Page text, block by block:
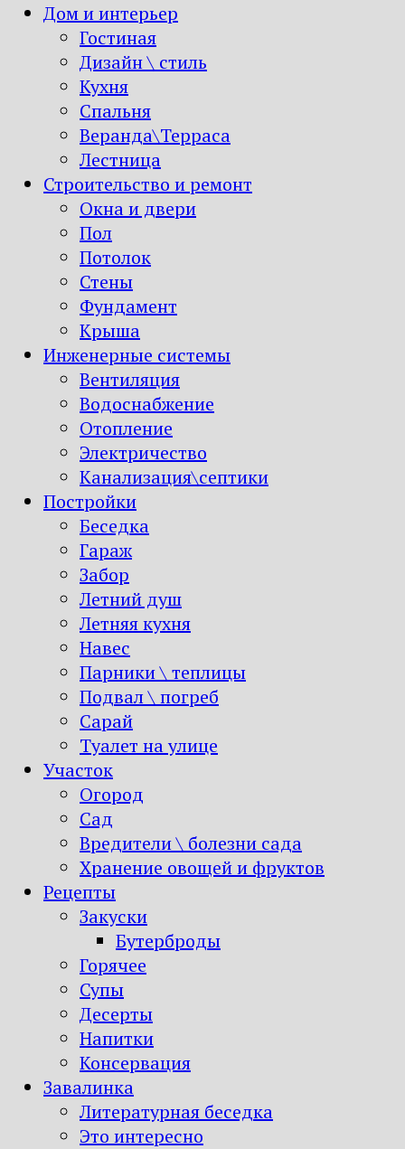
Дом и интерьер
Гостиная
Дизайн \ стиль
Кухня
Спальня
Веранда\Терраса
Лестница
Строительство и ремонт
Окна и двери
Пол
Потолок
Стены
Фундамент
Крыша
Инженерные системы
Вентиляция
Водоснабжение
Отопление
Электричество
Канализация\септики
Постройки
Беседка
Гараж
Забор
Летний душ
Летняя кухня
Навес
Парники \ теплицы
Подвал \ погреб
Сарай
Туалет на улице
Участок
Огород
Сад
Вредители \ болезни сада
Хранение овощей и фруктов
Рецепты
Закуски
Бутерброды
Горячее
Супы
Десерты
Напитки
Консервация
Завалинка
Литературная беседка
Это интересно